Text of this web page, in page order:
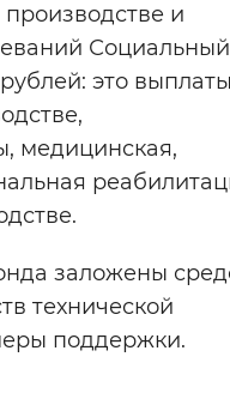
производстве и
это
медицинская,
заложены
технической
поддержки.